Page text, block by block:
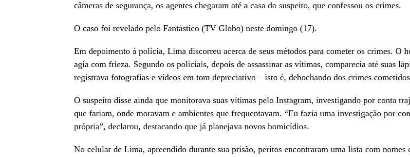
câmeras de segurança, os agentes chegaram até a casa do suspeito, que confessou os crimes.
O caso foi revelado pelo Fantástico (TV Globo) neste domingo (17).
Em depoimento à polícia, Lima discorreu acerca de seus métodos para cometer os crimes. O
agia com frieza. Segundo os policiais, depois de assassinar as vítimas, comparecia até suas
registrava fotografias e vídeos em tom depreciativo – isto é, debochando dos crimes
O suspeito disse ainda que monitorava suas vítimas pelo Instagram, investigando por conta
que fariam, onde moravam e ambientes que frequentavam. “Eu fazia uma investigação por
própria”, declarou, destacando que já planejava novos homicídios.
No celular de Lima, apreendido durante sua prisão, peritos encontraram uma lista com nomes